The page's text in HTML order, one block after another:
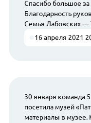
Спасибо большое
Благодарность
Семья Лабовских —
16 апреля 2021
30 января команда
посетила музей
материалы в музее.